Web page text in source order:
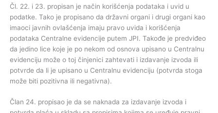
Čl. 22. i 23. propisan je način korišćenja podataka i uvid u
podatke. Tako je propisano da državni organi i drugi organi kao
imaoci javnih ovlašćenja imaju pravo uvida i korišćenja
podataka Centralne evidencije putem JPI. Takođe je predviđeo
da jedino lice koje je po nekom od osnova upisano u Centralnu
evidenciju može o toj činjenici zahtevati i izdavanje izvoda ili
potvrde da li je upisano u Centralnu evidenciju (potvrda stoga
može biti pozitivna ili negativna).
Član 24. propisao je da se naknada za izdavanje izvoda i